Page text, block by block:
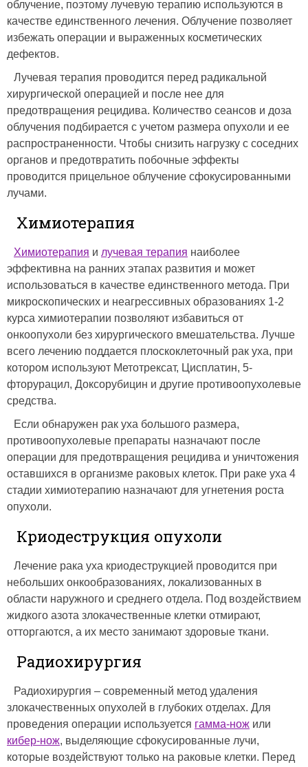
облучение, поэтому лучевую терапию используются в
качестве единственного лечения. Облучение позволяет
избежать операции и выраженных косметических
дефектов.
Лучевая терапия проводится перед радикальной
хирургической операцией и после нее для
предотвращения рецидива. Количество сеансов и доза
облучения подбирается с учетом размера опухоли и ее
распространенности. Чтобы снизить нагрузку с соседних
органов и предотвратить побочные эффекты
проводится прицельное облучение сфокусированными
лучами.
Химиотерапия
Химиотерапия и лучевая терапия наиболее
эффективна на ранних этапах развития и может
использоваться в качестве единственного метода. При
микроскопических и неагрессивных образованиях 1-2
курса химиотерапии позволяют избавиться от
онкоопухоли без хирургического вмешательства. Лучше
всего лечению поддается плоскоклеточный рак уха, при
котором используют Метотрексат, Цисплатин, 5-
фторурацил, Доксорубицин и другие противоопухолевые
средства.
Если обнаружен рак уха большого размера,
противоопухолевые препараты назначают после
операции для предотвращения рецидива и уничтожения
оставшихся в организме раковых клеток. При раке уха 4
стадии химиотерапию назначают для угнетения роста
опухоли.
Криодеструкция опухоли
Лечение рака уха криодеструкцией проводится при
небольших онкообразованиях, локализованных в
области наружного и среднего отдела. Под воздействием
жидкого азота злокачественные клетки отмирают,
отторгаются, а их место занимают здоровые ткани.
Радиохирургия
Радиохирургия – современный метод удаления
злокачественных опухолей в глубоких отделах. Для
проведения операции используется гамма-нож или
кибер-нож, выделяющие сфокусированные лучи,
которые воздействуют только на раковые клетки. Перед